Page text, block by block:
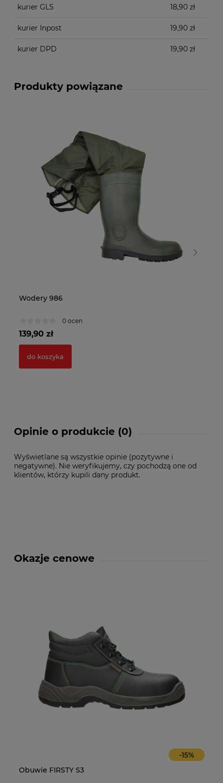
kurier GLS 18,90 zł
kurier Inpost 19,90 zł
kurier DPD 19,90 zł
Produkty powiązane
Wodery 986
0 ocen
139,90 zł
do koszyka
Opinie o produkcie (0)
Wyświetlane są wszystkie opinie (pozytywne i
negatywne). Nie weryfikujemy, czy pochodzą one od
klientów, którzy kupili dany produkt.
Okazje cenowe
-15%
Obuwie FIRSTY S3